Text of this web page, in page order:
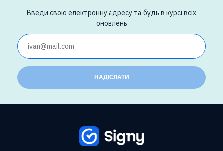
Введи свою електронну адресу та будь в курсі всіх
оновлень
НАДІСЛАТИ